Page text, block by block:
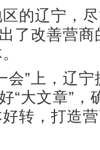
辽宁，尽
了改善营
”上，辽宁
“大文章”
转，打造